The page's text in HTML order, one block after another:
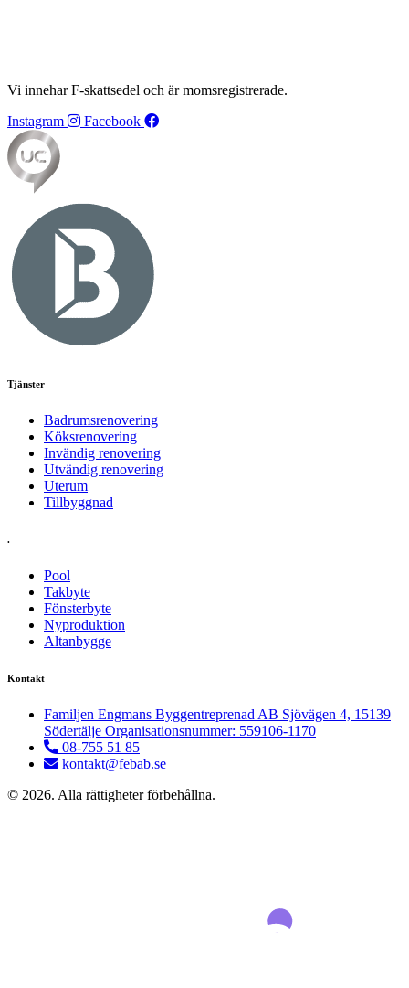
Vi innehar F-skattsedel och är momsregistrerade.
Instagram
Facebook
Tjänster
Badrumsrenovering
Köksrenovering
Invändig renovering
Utvändig renovering
Uterum
Tillbyggnad
.
Pool
Takbyte
Fönsterbyte
Nyproduktion
Altanbygge
Kontakt
Familjen Engmans Byggentreprenad AB Sjövägen 4, 15139
Södertälje Organisationsnummer: 559106-1170
08-755 51 85
kontakt@febab.se
© 2026. Alla rättigheter förbehållna.